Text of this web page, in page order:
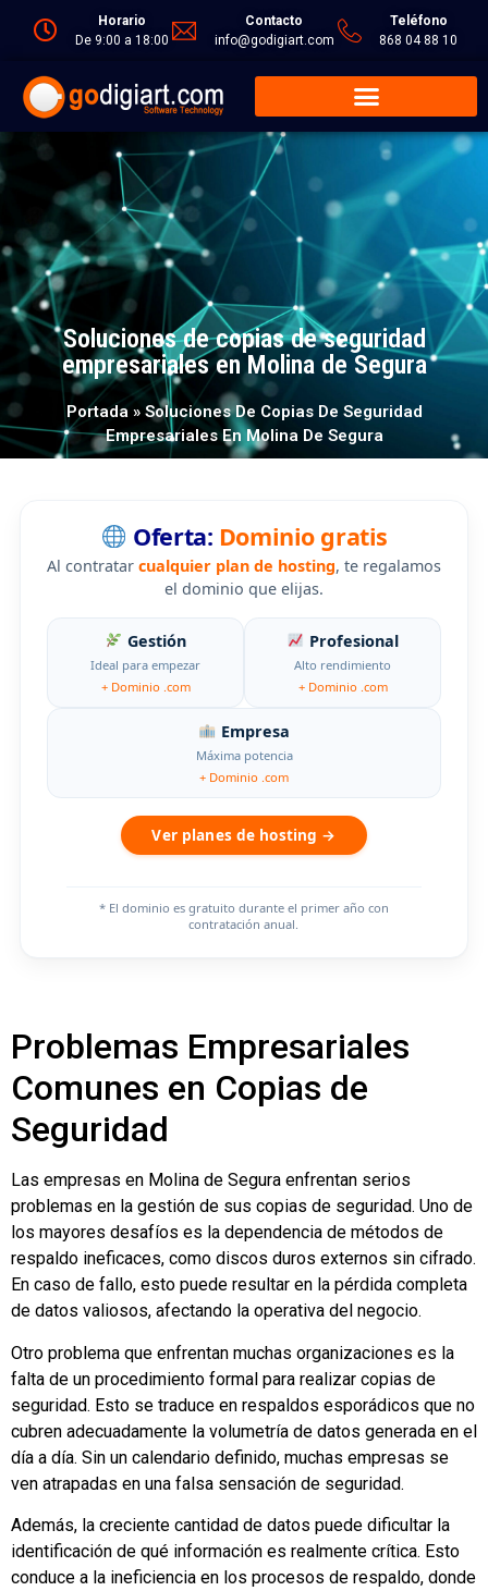
Horario
De 9:00 a 18:00
Contacto
info@godigiart.com
Teléfono
868 04 88 10
Soluciones de copias de seguridad
empresariales en Molina de Segura
Portada» Soluciones De Copias De Seguridad
Empresariales En Molina De Segura
Oferta: Dominio gratis
Al contratar cualquier plan de hosting, te regalamos
el dominio que elijas.
Gestión
Ideal para empezar
+ Dominio .com
Profesional
Alto rendimiento
+ Dominio .com
Empresa
Máxima potencia
+ Dominio .com
Ver planes de hosting →
* El dominio es gratuito durante el primer año con
contratación anual.
Problemas Empresariales
Comunes en Copias de
Seguridad
Las empresas en Molina de Segura enfrentan serios
problemas en la gestión de sus copias de seguridad. Uno de
los mayores desafíos es la dependencia de métodos de
respaldo ineficaces, como discos duros externos sin cifrado.
En caso de fallo, esto puede resultar en la pérdida completa
de datos valiosos, afectando la operativa del negocio.
Otro problema que enfrentan muchas organizaciones es la
falta de un procedimiento formal para realizar copias de
seguridad. Esto se traduce en respaldos esporádicos que no
cubren adecuadamente la volumetría de datos generada en el
día a día. Sin un calendario definido, muchas empresas se
ven atrapadas en una falsa sensación de seguridad.
Además, la creciente cantidad de datos puede dificultar la
identificación de qué información es realmente crítica. Esto
conduce a la ineficiencia en los procesos de respaldo, donde